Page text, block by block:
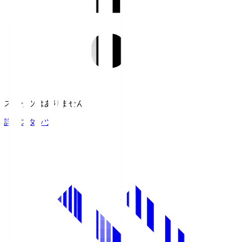
スタッツはありません。
詳細スタッツ